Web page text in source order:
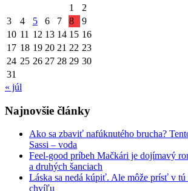
1
2
3
4 5 6 7 8
9
10 11 12 13 14 15 16
17 18 19 20 21 22 23
24 25 26 27 28 29 30
31
« júl
Najnovšie články
Ako sa zbaviť nafúknutého brucha?
Sassi – voda
Feel-good príbeh Mačkári je dojímavý
a druhých šanciach
Láska sa nedá kúpiť. Ale môže prísť v tú
chvíľu